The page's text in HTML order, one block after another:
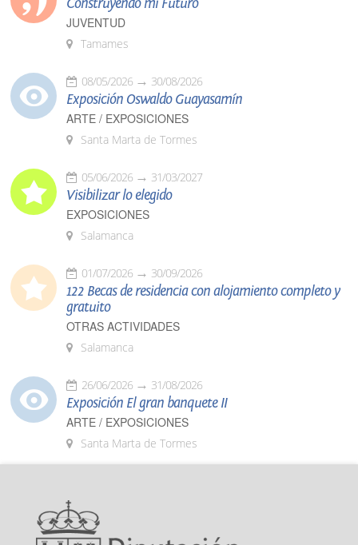
Construyendo mi Futuro
JUVENTUD
Tamames
08/05/2026 30/08/2026
Exposición Oswaldo Guayasamín
ARTE / EXPOSICIONES
Santa Marta de Tormes
05/06/2026 31/03/2027
Visibilizar lo elegido
EXPOSICIONES
Salamanca
01/07/2026 30/09/2026
122 Becas de residencia con alojamiento completo y
gratuito
OTRAS ACTIVIDADES
Salamanca
26/06/2026 31/08/2026
Exposición El gran banquete II
ARTE / EXPOSICIONES
Santa Marta de Tormes